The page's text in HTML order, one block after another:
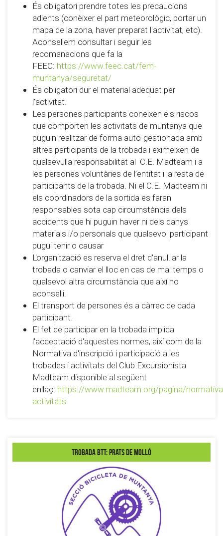
És obligatori prendre totes les precaucions
adients (conèixer el part meteorològic, portar un
mapa de la zona, haver preparat l'activitat, etc).
Aconsellem consultar i seguir les
recomanacions que fa la
FEEC: https://www.feec.cat/fem-
muntanya/seguretat/
És obligatori dur el material adequat per
l'activitat.
Les persones participants coneixen els riscos
que comporten les activitats de muntanya que
puguin realitzar de forma auto-gestionada amb
altres participants de la trobada i eximeixen de
qualsevulla responsabilitat al C.E. Madteam i a
les persones voluntàries de l’entitat i la resta de
participants de la trobada. Ni el C.E. Madteam ni
els coordinadors de la sortida es faran
responsables sota cap circumstància dels
accidents que hi puguin haver ni dels danys
materials i/o personals que qualsevol participant
pugui tenir o causar
L'organització es reserva el dret d'anul.lar la
trobada o canviar el lloc en cas de mal temps o
qualsevol altra circumstància que així ho
aconselli.
El transport de persones és a càrrec de cada
participant.
El fet de participar en la trobada implica
l'acceptació d'aquestes normes, així com de la
Normativa d'inscripció i participació a les
trobades i activitats del Club Excursionista
Madteam disponible al següent
enllaç: https://www.madteam.org/pagina/
activitats
Trobada BTT: Prats de Molló